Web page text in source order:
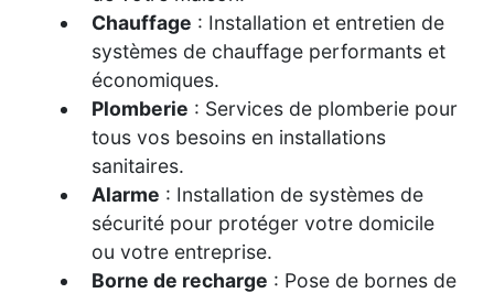
Chauffage : Installation et entretien de
systèmes de chauffage performants et
économiques.
Plomberie : Services de plomberie pour
tous vos besoins en installations
sanitaires.
Alarme : Installation de systèmes de
sécurité pour protéger votre domicile
ou votre entreprise.
Borne de recharge : Pose de bornes de